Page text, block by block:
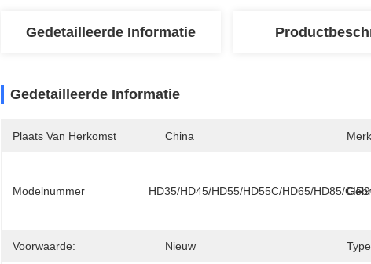
Gedetailleerde Informatie
Gedetailleerde Informatie
Plaats Van Herkomst China
Modelnummer HD35/HD45/HD55/HD55C/HD65/HD85/
Voorwaarde: Nieuw